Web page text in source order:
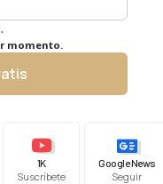
momento.
1K
Suscríbete
Google News
Seguir